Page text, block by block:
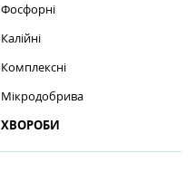
Фосфорні
Калійні
Комплексні
Мікродобрива
ХВОРОБИ